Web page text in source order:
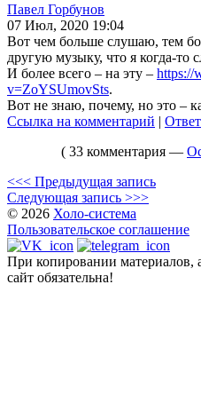
Павел Горбунов
07 Июл, 2020 19:04
Вот чем больше слушаю, тем
другую музыку, что я когда-то
И более всего – на эту – https://
v=ZoYSUmovSts.
Вот не знаю, почему, но это –
Ссылка на комментарий |
( 33 комментария —
<<< Предыдущая запись
Следующая запись >>>
© 2026 Холо-система
Пользовательское соглашение
При копировании материалов,
сайт обязательна!